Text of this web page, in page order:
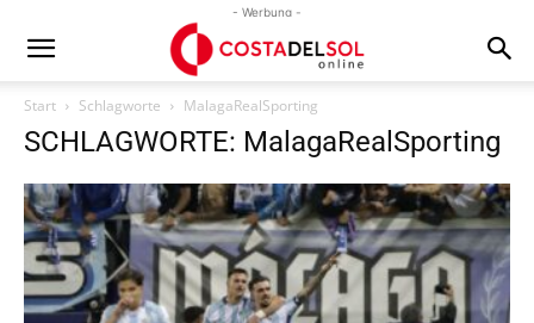
- Werbung -
Start Schlagworte MalagaRealSporting
SCHLAGWORTE: MalagaRealSporting